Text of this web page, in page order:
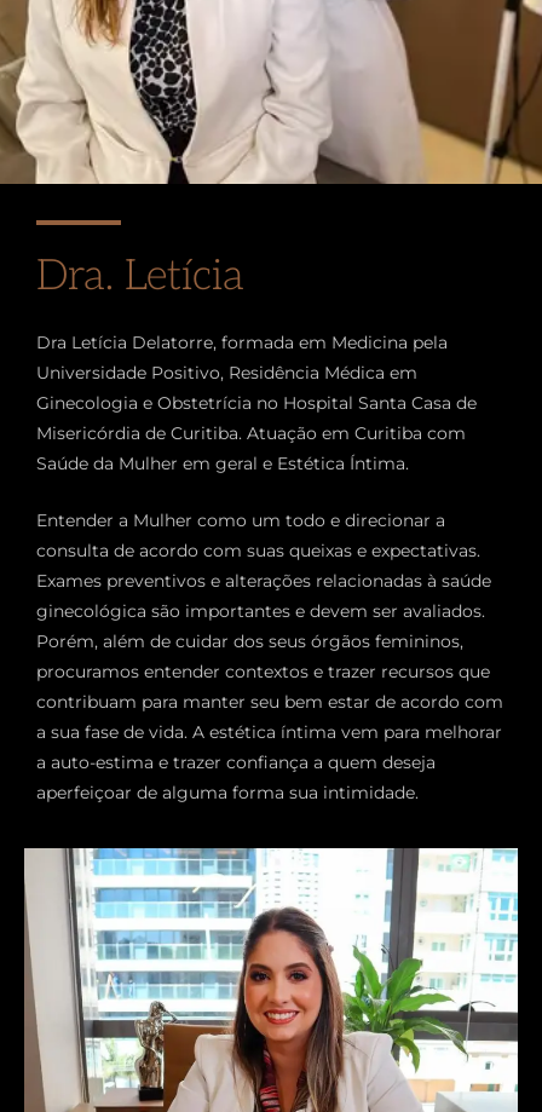
Dra. Letícia
Dra Letícia Delatorre, formada em Medicina pela
Universidade Positivo, Residência Médica em
Ginecologia e Obstetrícia no Hospital Santa Casa de
Misericórdia de Curitiba. Atuação em Curitiba com
Saúde da Mulher em geral e Estética Íntima.
Entender a Mulher como um todo e direcionar a
consulta de acordo com suas queixas e expectativas.
Exames preventivos e alterações relacionadas à saúde
ginecológica são importantes e devem ser avaliados.
Porém, além de cuidar dos seus órgãos femininos,
procuramos entender contextos e trazer recursos que
contribuam para manter seu bem estar de acordo com
a sua fase de vida. A estética íntima vem para melhorar
a auto-estima e trazer confiança a quem deseja
aperfeiçoar de alguma forma sua intimidade.